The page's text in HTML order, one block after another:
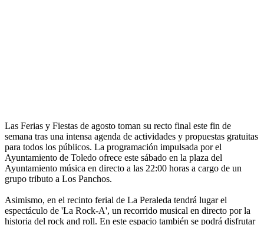
Las Ferias y Fiestas de agosto toman su recto final este fin de
semana tras una intensa agenda de actividades y propuestas gratuitas
para todos los públicos. La programación impulsada por el
Ayuntamiento de Toledo ofrece este sábado en la plaza del
Ayuntamiento música en directo a las 22:00 horas a cargo de un
grupo tributo a Los Panchos.
Asimismo, en el recinto ferial de La Peraleda tendrá lugar el
espectáculo de 'La Rock-A', un recorrido musical en directo por la
historia del rock and roll. En este espacio también se podrá disfrutar